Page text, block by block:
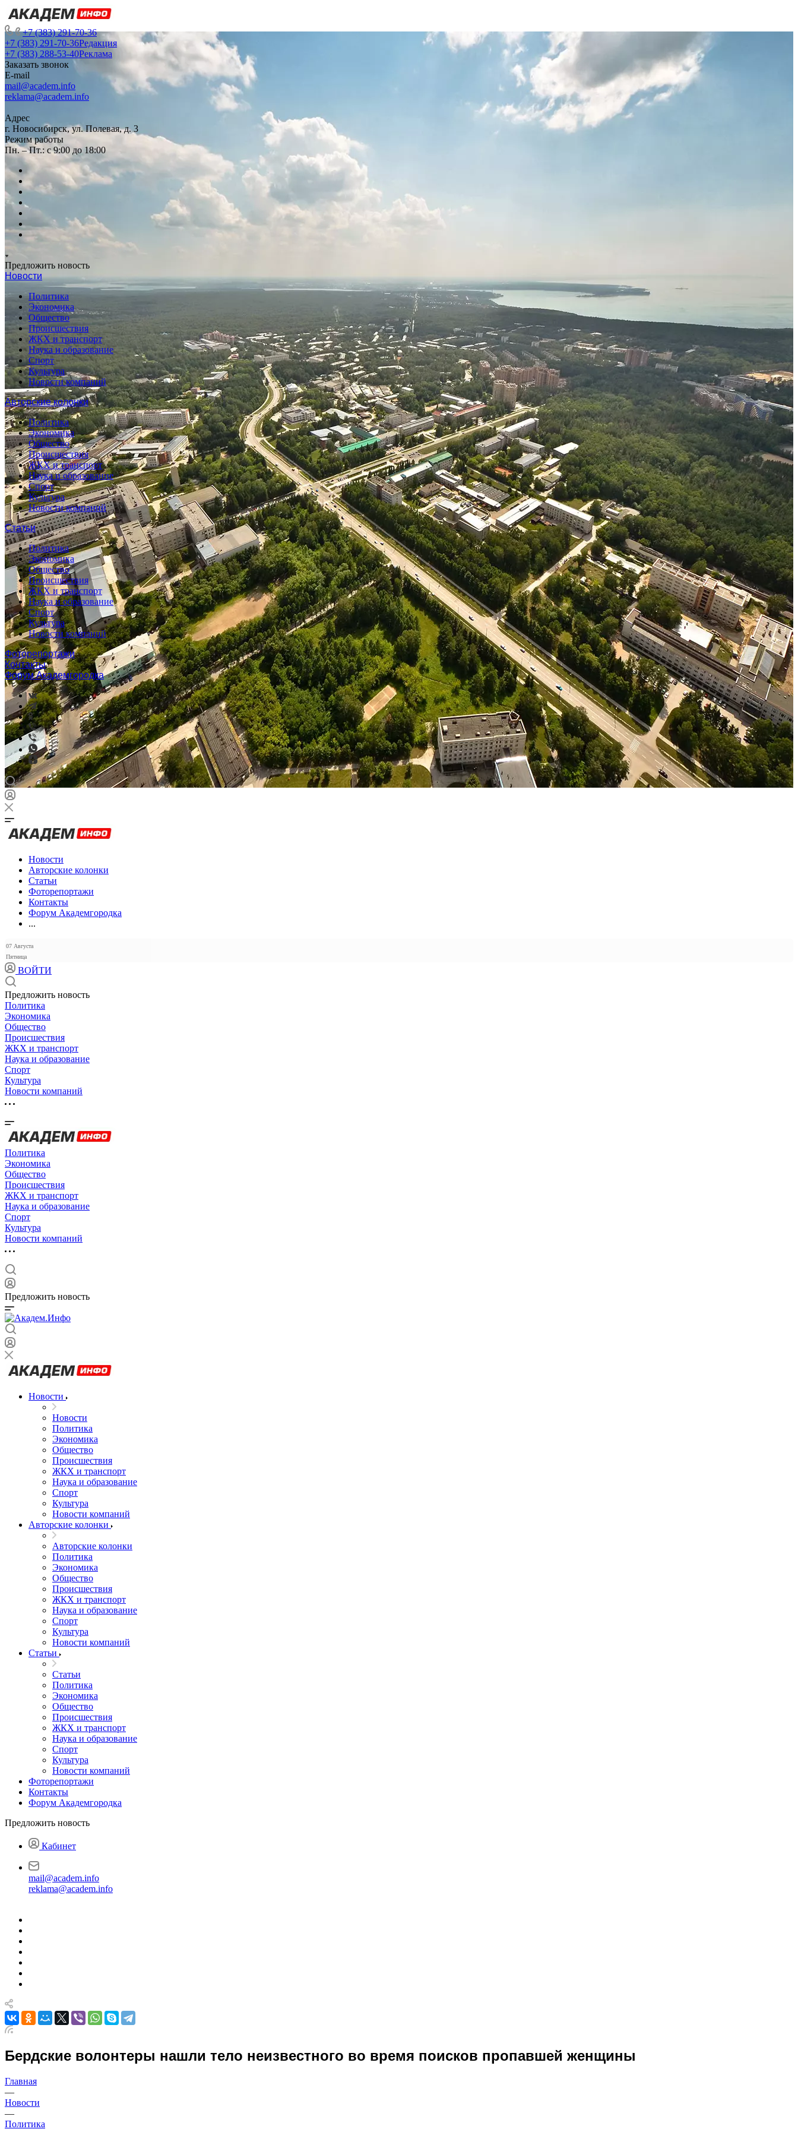
+7 (383) 291-70-36
+7 (383) 291-70-36Редакция
+7 (383) 288-53-40Реклама
Заказать звонок
E-mail
mail@academ.info
reklama@academ.info
Адрес
г. Новосибирск, ул. Полевая, д. 3
Режим работы
Пн. – Пт.: с 9:00 до 18:00
Предложить новость
Новости
Политика
Экономика
Общество
Происшествия
ЖКХ и транспорт
Наука и образование
Спорт
Культура
Новости компаний
Авторские колонки
Политика
Экономика
Общество
Происшествия
ЖКХ и транспорт
Наука и образование
Спорт
Культура
Новости компаний
Статьи
Политика
Экономика
Общество
Происшествия
ЖКХ и транспорт
Наука и образование
Спорт
Культура
Новости компаний
Фоторепортажи
Контакты
Форум Академгородка
Новости
Авторские колонки
Статьи
Фоторепортажи
Контакты
Форум Академгородка
...
07 Августа
Пятница
ВОЙТИ
Предложить новость
Политика
Экономика
Общество
Происшествия
ЖКХ и транспорт
Наука и образование
Спорт
Культура
Новости компаний
Политика
Экономика
Общество
Происшествия
ЖКХ и транспорт
Наука и образование
Спорт
Культура
Новости компаний
Предложить новость
Новости
Новости
Политика
Экономика
Общество
Происшествия
ЖКХ и транспорт
Наука и образование
Спорт
Культура
Новости компаний
Авторские колонки
Авторские колонки
Политика
Экономика
Общество
Происшествия
ЖКХ и транспорт
Наука и образование
Спорт
Культура
Новости компаний
Статьи
Статьи
Политика
Экономика
Общество
Происшествия
ЖКХ и транспорт
Наука и образование
Спорт
Культура
Новости компаний
Фоторепортажи
Контакты
Форум Академгородка
Предложить новость
Кабинет
mail@academ.info
reklama@academ.info
Бердские волонтеры нашли тело неизвестного во время поисков пропавшей женщины
Главная
—
Новости
—
Политика